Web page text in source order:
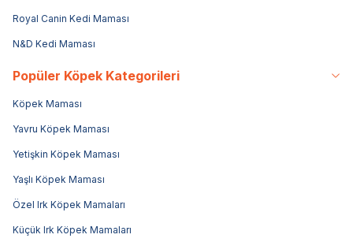
Royal Canin Kedi Maması
N&D Kedi Maması
Popüler Köpek Kategorileri
Köpek Maması
Yavru Köpek Maması
Yetişkin Köpek Maması
Yaşlı Köpek Maması
Özel Irk Köpek Mamaları
Küçük Irk Köpek Mamaları